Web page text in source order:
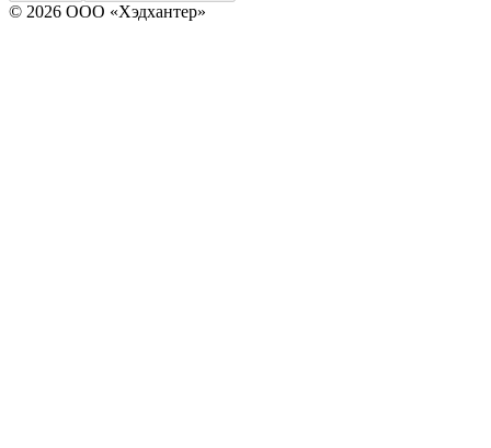
© 2026 ООО «Хэдхантер»